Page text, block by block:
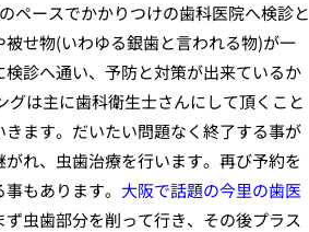
ペースでかかりつけの歯科医院へ検診と
せ物(いわゆる銀歯と言われる物)が一
診へ通い、予防と対策が出来ているか
グは主に歯科衛生士さんにして頂くこと
ます。だいたい問題なく終了する事が
れ、虫歯治療を行います。再び予約を
もあります。 大阪で話題の今里の歯医
虫歯部分を削って行き、その後プラス